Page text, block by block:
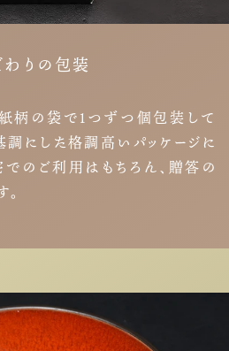
わりの包装
柄の袋で１つずつ個包装して
調にした格調高いパッケージに
でのご利用はもちろん、贈答の